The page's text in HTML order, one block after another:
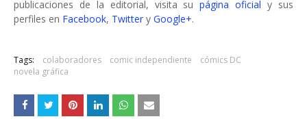
publicaciones de la editorial, visita supágina oficial y sus
perfiles en Facebook, Twitter y Google+.
Tags: colaboradores comic independiente
cómics DC
novela gráfica